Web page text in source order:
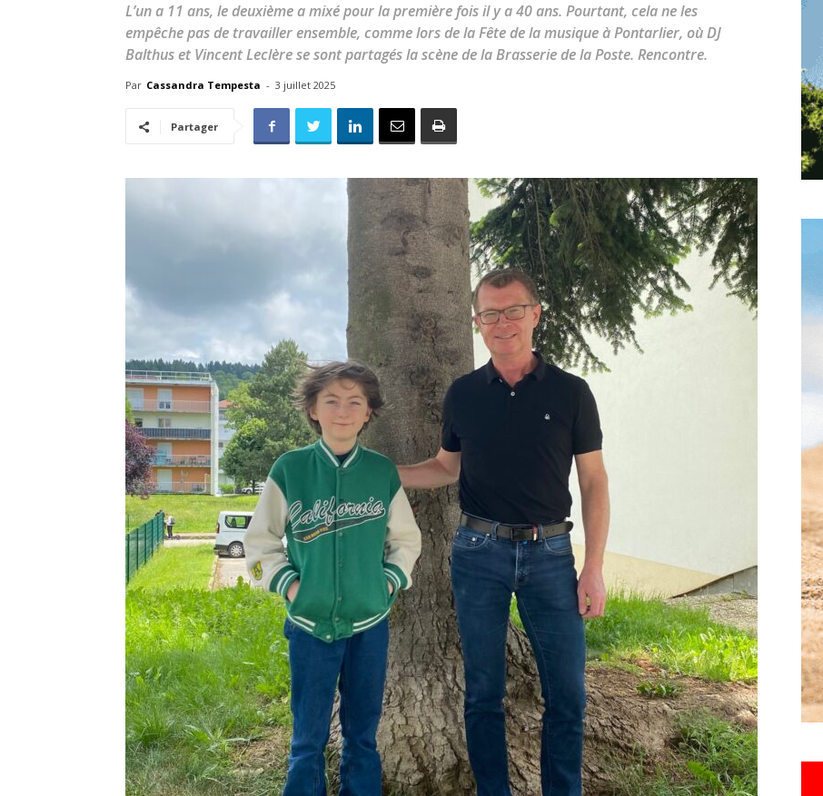
toute
locale
L’un a 11 ans, le deuxième a mixé pour la première fois il y a 40 ans. Pourtant, cela ne les
empêche pas de travailler ensemble, comme lors de la Fête de la musique à Pontarlier, où DJ
Balthus et Vincent Leclère se sont partagés la scène de la Brasserie de la Poste. Rencontre.
Par Cassandra Tempesta - 3 juillet 2025
Partager